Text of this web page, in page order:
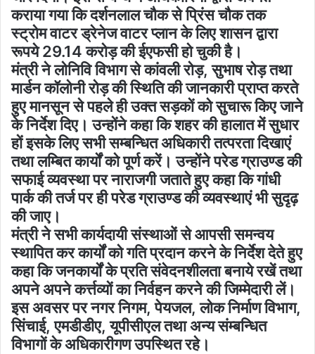
कराया गया कि दर्शनलाल चौक से प्रिंस चौक तक
स्ट्रोम वाटर ड्रेनेज वाटर प्लान के लिए शासन द्वारा
रूपये 29.14 करोड़ की ईएफसी हो चुकी है।
मंत्री ने लोनिवि विभाग से कांवली रोड़, सुभाष रोड़ तथा
मार्डन कॉलोनी रोड़ की स्थिति की जानकारी प्राप्त करते
हुए मानसून से पहले ही उक्त सड़कों को सुचारू किए जाने
के निर्देश दिए। उन्होंने कहा कि शहर की हालात में सुधार
हों इसके लिए सभी सम्बन्धित अधिकारी तत्परता दिखाएं
तथा लम्बित कार्यों को पूर्ण करें। उन्होंने परेड ग्राउण्ड की
सफाई व्यवस्था पर नाराजगी जताते हुए कहा कि गांधी
पार्क की तर्ज पर ही परेड ग्राउण्ड की व्यवस्थाएं भी सुदृढ़
की जाए।
मंत्री ने सभी कार्यदायी संस्थाओं से आपसी समन्वय
स्थापित कर कार्यों को गति प्रदान करने के निर्देश देते हुए
कहा कि जनकार्यों के प्रति संवेदनशीलता बनाये रखें तथा
अपने अपने कर्त्तव्यों का निर्वहन करने की जिम्मेदारी लें।
इस अवसर पर नगर निगम, पेयजल, लोक निर्माण विभाग,
सिंचाई, एमडीडीए, यूपीसीएल तथा अन्य संम्बन्धित
विभागों के अधिकारीगण उपस्थित रहे।